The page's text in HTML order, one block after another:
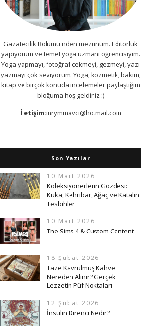
Gazatecilik Bölümü'nden mezunum. Editörlük
yapıyorum ve temel yoga uzmanı öğrencisiyim.
Yoga yapmayı, fotoğraf çekmeyi, gezmeyi, yazı
yazmayı çok seviyorum. Yoga, kozmetik, bakım,
kitap ve birçok konuda incelemeler paylaştığım
bloğuma hoş geldiniz :)
İletişim:mrymmavci@hotmail.com
Son Yazılar
10 Mart 2026
Koleksiyonerlerin Gözdesi:
Kuka, Kehribar, Ağaç ve Katalin
Tesbihler
10 Mart 2026
The Sims 4 & Custom Content
18 Şubat 2026
Taze Kavrulmuş Kahve
Nereden Alınır? Gerçek
Lezzetin Püf Noktaları
12 Şubat 2026
İnsülin Direnci Nedir?